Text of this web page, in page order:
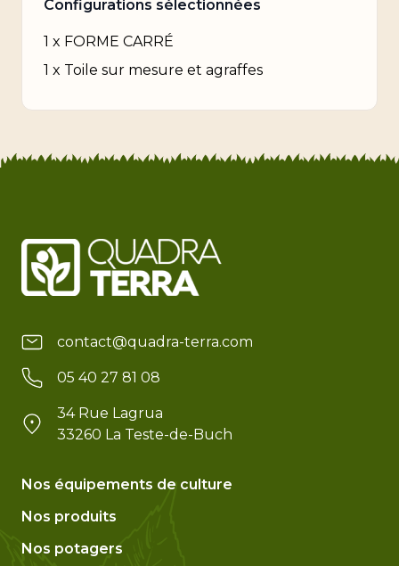
Configurations sélectionnées
1 x FORME CARRÉ
1 x Toile sur mesure et agraffes
contact@quadra-terra.com
05 40 27 81 08
34 Rue Lagrua
33260 La Teste-de-Buch
Nos équipements de culture
Nos produits
Nos potagers